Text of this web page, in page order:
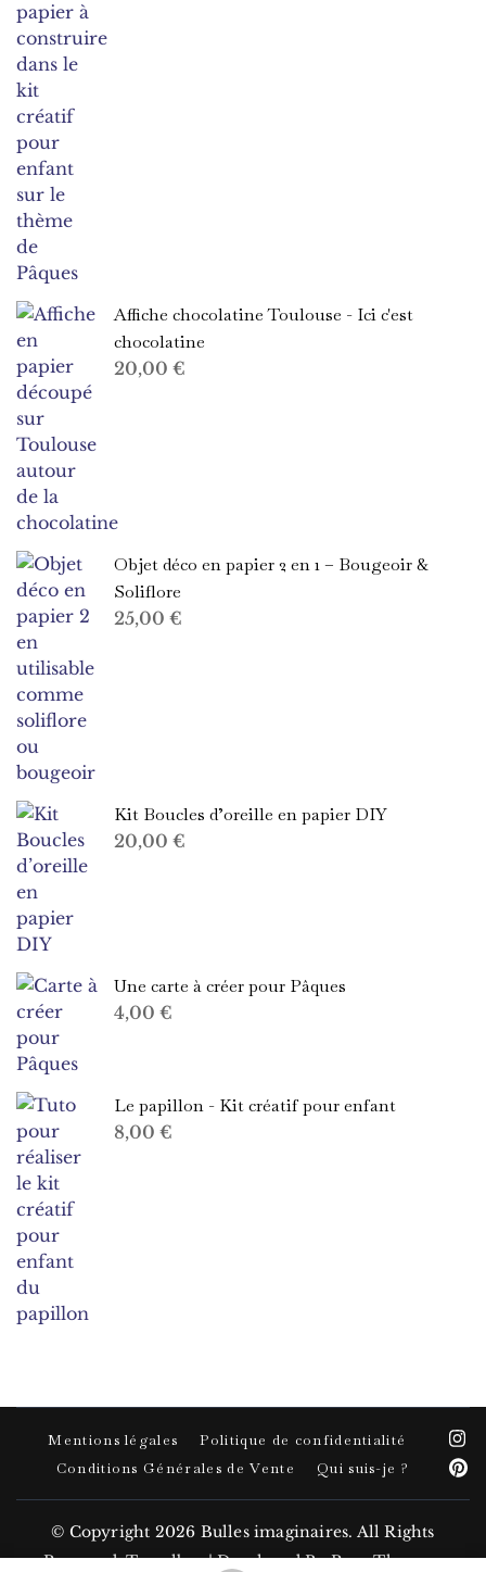
Affiche chocolatine Toulouse - Ici c'est
chocolatine
20,00 €
Objet déco en papier 2 en 1 – Bougeoir &
Soliflore
25,00 €
Kit Boucles d’oreille en papier DIY
20,00 €
Une carte à créer pour Pâques
4,00 €
Le papillon - Kit créatif pour enfant
8,00 €
Mentions légales
Politique de confidentialité
Conditions Générales de Vente
Qui suis-je ?
© Copyright 2026 Bulles imaginaires. All Rights
Reserved.Travelbee | Developed ByRara Themes.